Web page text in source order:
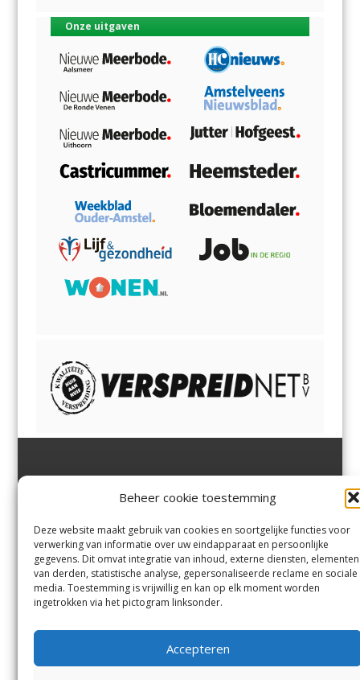
Beheer cookie toestemming
Deze website maakt gebruik van cookies en soortgelijke functies voor
verwerking van informatie over uw eindapparaat en persoonlijke
gegevens. Dit omvat integratie van inhoud, externe diensten, elementen
van derden, statistische analyse, gepersonaliseerde reclame en sociale
media. Toestemming is vrijwillig en kan op elk moment worden
ingetrokken via het pictogram linksonder.
Accepteren
Onze uitgaven
Margadantstraat 34
0255-533900
info@jutter.nlofinfo@hofgee
st.nl
Velserbroek,Velsen-Zuid,
Zuid,Driehuisen
Spaarnwoude.
Contact
Andere uitgaven
Voorwaarden